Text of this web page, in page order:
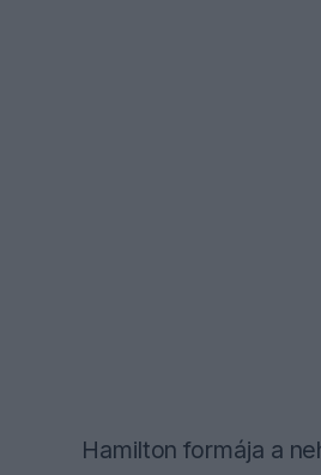
Hamilton formája a